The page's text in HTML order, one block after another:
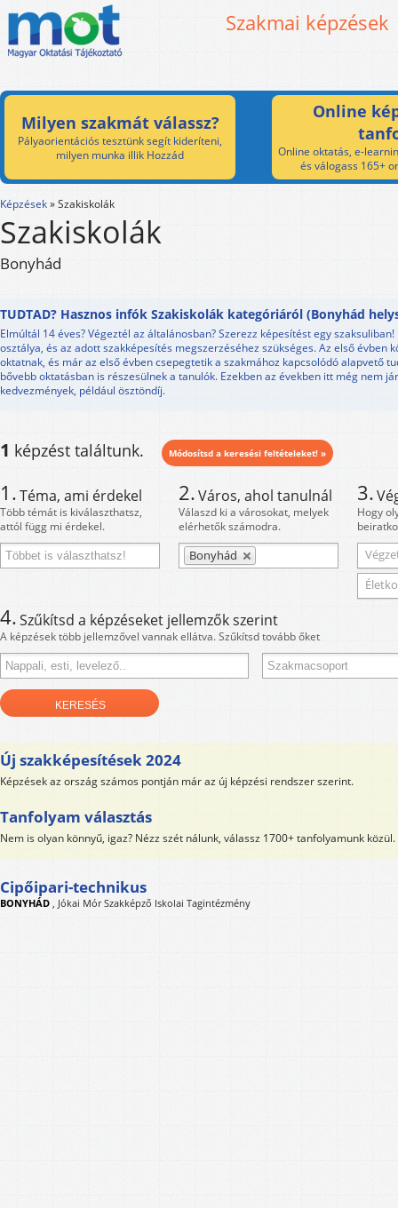
Szakmai képzések
Milyen szakmát válassz?
Pályaorientációs tesztünk segít kideríteni,
milyen munka illik Hozzád
Online
Online oktatás, e-
és válogass 165+
Képzések»Szakiskolák
Szakiskolák
Bonyhád
TUDTAD? Hasznos infók Szakiskolák kategóriáról (Bonyhád
Elmúltál 14 éves? Végeztél az általánosban? Szerezz képesítést egy
osztálya, és az adott szakképesítés megszerzéséhez szükséges. Az első évben
oktatnak, és már az első évben csepegtetik a szakmához kapcsolódó alapvető
bővebb oktatásban is részesülnek a tanulók. Ezekben az években itt még nem
kedvezmények, például ösztöndíj.
1 képzést találtunk. Módosítsd a keresési feltételeket! »
1.Téma, ami érdekel
Több témát is kiválaszthatsz,
attól függ mi érdekel.
2.Város, ahol tanulnál
Válaszd ki a városokat, melyek
elérhetők számodra.
Bonyhád
3.
Hogy
4.Szűkítsd a képzéseket jellemzők szerint
A képzések több jellemzővel vannak ellátva. Szűkítsd tovább őket
Új szakképesítések 2024
Képzések az ország számos pontján már az új képzési rendszer szerint.
Tanfolyam választás
Nem is olyan könnyű, igaz? Nézz szét nálunk, válassz 1700+ tanfolyamunk közül.
Cipőipari-technikus
BONYHÁD , Jókai Mór Szakképző Iskolai Tagintézmény